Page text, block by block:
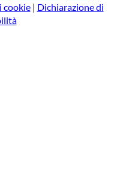
cookie| Dichiarazione di